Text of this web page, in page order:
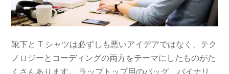
靴下と T シャツは必ずしも悪いアイデアではなく、テク
ノロジーとコーディングの両方をテーマにしたものがた
くさんあります。 ラップトップ用のバッグ、バイナリ